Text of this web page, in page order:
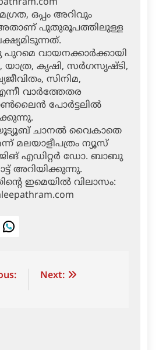
ഒപ്പം അറിവും
പുതുരൂപത്തിലുള്ള
വായനക്കാര്‍ക്കായി
യാത്ര, കൃഷി, സര്‍ഗസൃഷ്ടി,
സിനിമ,
വാര്‍ത്തേതര
പോര്‍ട്ടലില്‍
യൂട്യൂബ് ചാനല്‍ വൈകാതെ
മലയാളീപത്രം ന്യൂസ്
എഡിറ്റര്‍ ഡോ. ബാബു
അറിയിക്കുന്നു.
ഇമെയില്‍ വിലാസം:
LinkedIn
Next: